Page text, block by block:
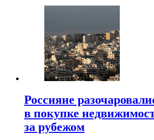
Россияне
в покупке
за рубежом